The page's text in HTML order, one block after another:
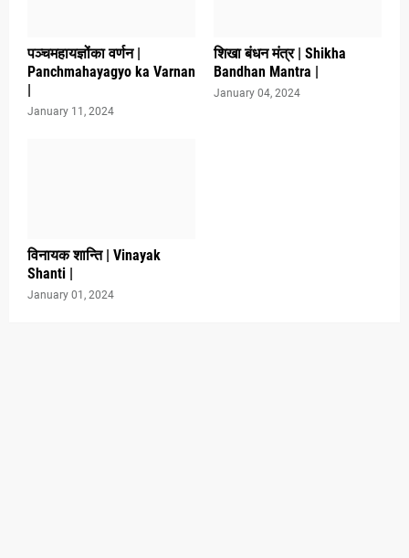
पञ्चमहायज्ञोंका वर्णन |
Panchmahayagyo ka Varnan
|
January 11, 2024
शिखा बंधन मंत्र | Shikha
Bandhan Mantra |
January 04, 2024
विनायक शान्ति | Vinayak
Shanti |
January 01, 2024